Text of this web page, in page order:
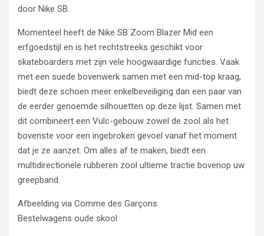
door Nike SB.
Momenteel heeft de Nike SB Zoom Blazer Mid een
erfgoedstijl en is het rechtstreeks geschikt voor
skateboarders met zijn vele hoogwaardige functies. Vaak
met een suede bovenwerk samen met een mid-top kraag,
biedt deze schoen meer enkelbeveiliging dan een paar van
de eerder genoemde silhouetten op deze lijst. Samen met
dit combineert een Vulc-gebouw zowel de zool als het
bovenste voor een ingebroken gevoel vanaf het moment
dat je ze aanzet. Om alles af te maken, biedt een
multidirectionele rubberen zool ultieme tractie bovenop uw
greepband.
Afbeelding via Comme des Garçons
Bestelwagens oude skool